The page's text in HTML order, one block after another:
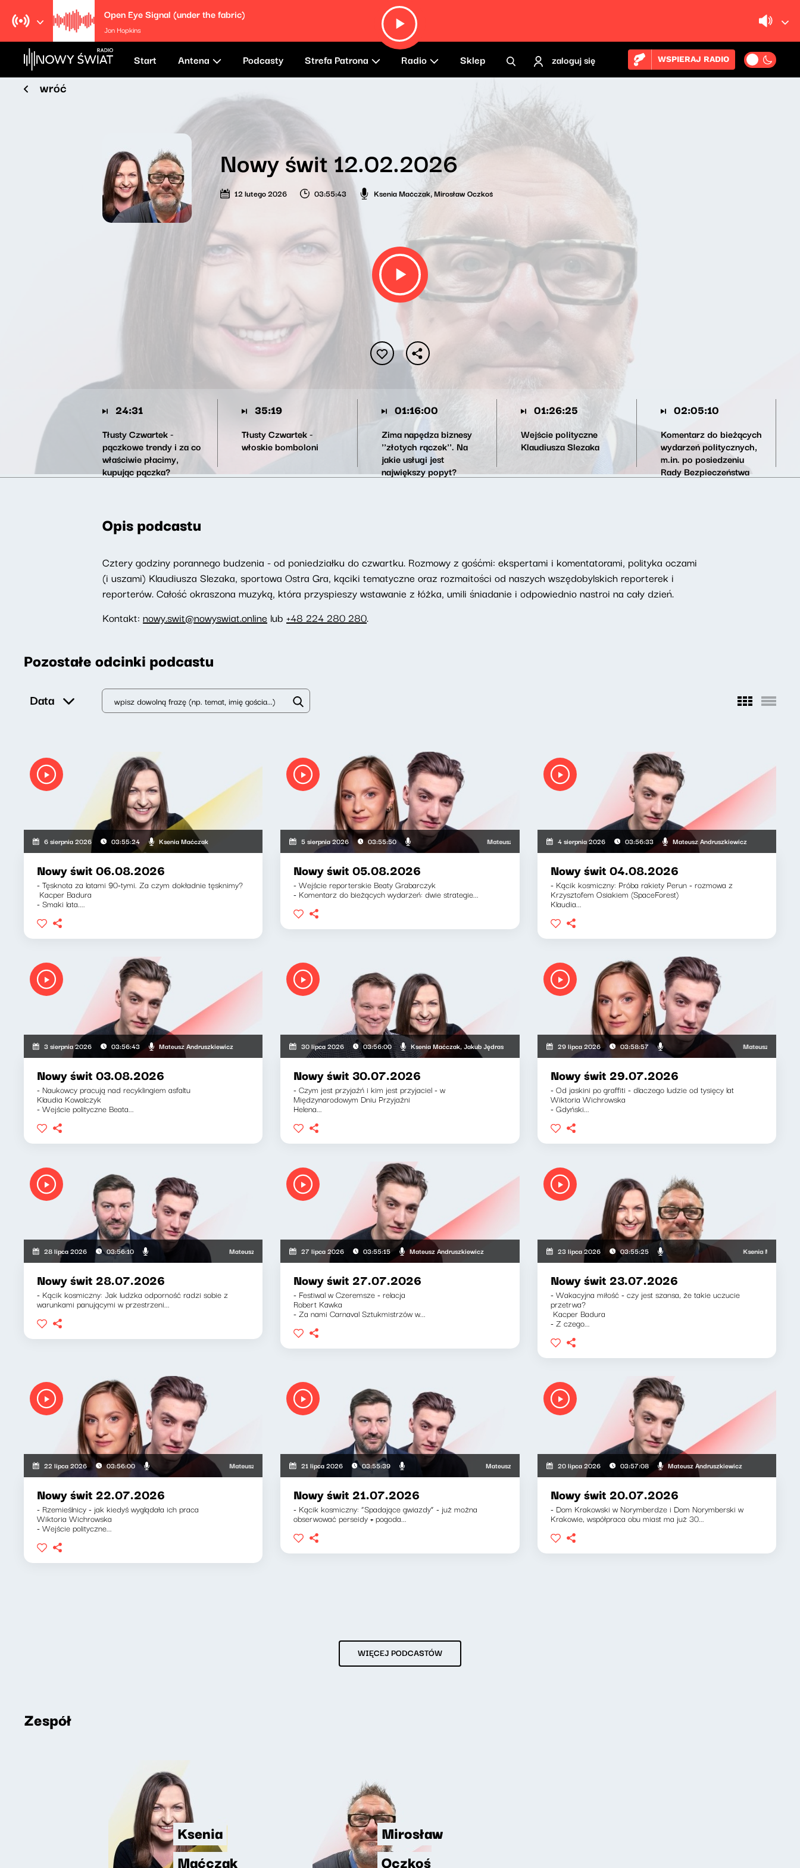
Open Eye Signal (under the fabric)
Jon Hopkins
Start Antena Podcasty Strefa Patrona Radio Sklep zaloguj się WSPIERAJ RADIO
wróć
Nowy świt 12.02.2026
12 lutego 2026 03:55:43 Ksenia Maćczak, Mirosław Oczkoś
24:31
Tłusty Czwartek -
pączkowe trendy i za co
właściwie płacimy,
kupując pączka?
35:19
Tłusty Czwartek -
włoskie bomboloni
01:16:00
Zima napędza biznesy
''złotych rączek''. Na
jakie usługi jest
największy popyt?
01:26:25
Wejście polityczne
Klaudiusza Slezaka
02:05:10
Komentarz do bieżących
wydarzeń politycznych,
m.in. po posiedzeniu
Rady Bezpieczeństwa
Opis podcastu
Cztery godziny porannego budzenia - od poniedziałku do czwartku. Rozmowy z gośćmi: ekspertami i komentatorami, polityka oczami
(i uszami) Klaudiusza Slezaka, sportowa Ostra Gra, kąciki tematyczne oraz rozmaitości od naszych wszędobylskich reporterek i
reporterów. Całość okraszona muzyką, która przyspieszy wstawanie z łóżka, umili śniadanie i odpowiednio nastroi na cały dzień.
Kontakt: nowy.swit@nowyswiat.online lub +48 224 280 280.
Pozostałe odcinki podcastu
Data
6 sierpnia 2026 03:55:24 Ksenia Maćczak
Nowy świt 06.08.2026
- Tęsknota za latami 90-tymi. Za czym dokładnie tęsknimy?
Kacper Badura
- Smaki lata....
5 sierpnia 2026 03:55:50 Mateusz Andruszkiewicz, Zuzanna Iłenda
Nowy świt 05.08.2026
- Wejście reporterskie Beaty Grabarczyk
- Komentarz do bieżących wydarzeń: dwie strategie...
4 sierpnia 2026 03:56:33 Mateusz Andruszkiewicz
Nowy świt 04.08.2026
- Kącik kosmiczny: Próba rakiety Perun - rozmowa z
Krzysztofem Osiakiem (SpaceForest)
Klaudia...
3 sierpnia 2026 03:56:43 Mateusz Andruszkiewicz
Nowy świt 03.08.2026
- Naukowcy pracują nad recyklingiem asfaltu
Klaudia Kowalczyk
- Wejście polityczne Beata...
30 lipca 2026 03:56:00 Ksenia Maćczak, Jakub Jędras
Nowy świt 30.07.2026
- Czym jest przyjaźń i kim jest przyjaciel - w
Międzynarodowym Dniu Przyjaźni
Helena...
29 lipca 2026 03:58:57 Mateusz
Nowy świt 29.07.2026
- Od jaskini po graffiti - dlaczego ludzie od tysięcy lat
Wiktoria Wichrowska
- Gdyński...
28 lipca 2026 03:56:10 Mateusz Andruszkiewicz, Klaudiusz Slezak
Nowy świt 28.07.2026
- Kącik kosmiczny: Jak ludzka odporność radzi sobie z
warunkami panującymi w przestrzeni...
27 lipca 2026 03:55:15 Mateusz Andruszkiewicz
Nowy świt 27.07.2026
- Festiwal w Czeremsze - relacja
Robert Kawka
- Za nami Carnaval Sztukmistrzów w...
23 lipca 2026 03:55:25 Ksenia Maćczak,
Nowy świt 23.07.2026
- Wakacyjna miłość - czy jest szansa, że takie uczucie
przetrwa?
Kacper Badura
- Z czego...
22 lipca 2026 03:56:00 Mateusz Andruszkiewicz, Zuzanna Iłenda
Nowy świt 22.07.2026
- Rzemieślnicy - jak kiedyś wyglądała ich praca
Wiktoria Wichrowska
- Wejście polityczne...
21 lipca 2026 03:55:39 Mateusz Andruszkiewicz, Klaudiusz Slezak
Nowy świt 21.07.2026
- Kącik kosmiczny: “Spadające gwiazdy” - już można
obserwować perseidy + pogoda...
20 lipca 2026 03:57:08 Mateusz Andruszkiewicz
Nowy świt 20.07.2026
- Dom Krakowski w Norymberdze i Dom Norymberski w
Krakowie, współpraca obu miast ma już 30...
WIĘCEJ PODCASTÓW
Zespół
Ksenia
Maćczak
Mirosław
Oczkoś